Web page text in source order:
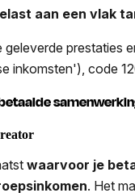
aan een vlak
prestaties
inkomsten'), code
waarvoor je
. Het